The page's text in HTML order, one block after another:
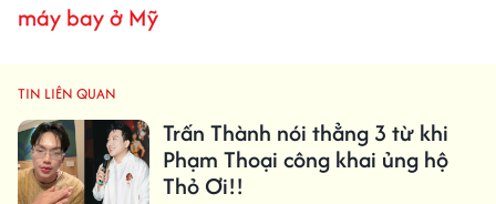
máy bay ở Mỹ
TIN LIÊN QUAN
Trấn Thành nói thẳng 3 từ khi
Phạm Thoại công khai ủng hộ
Thỏ Ơi!!